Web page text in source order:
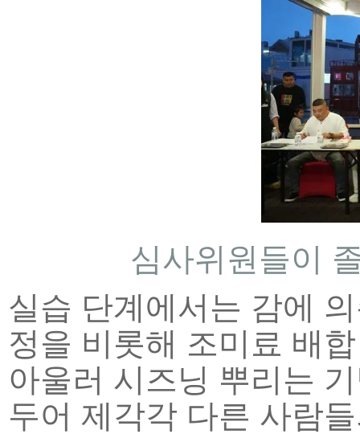
심사위원들이
실습 단계에서는 감에
정을 비롯해 조미료 배
아울러 시즈닝 뿌리는
두어 제각각 다른 사람